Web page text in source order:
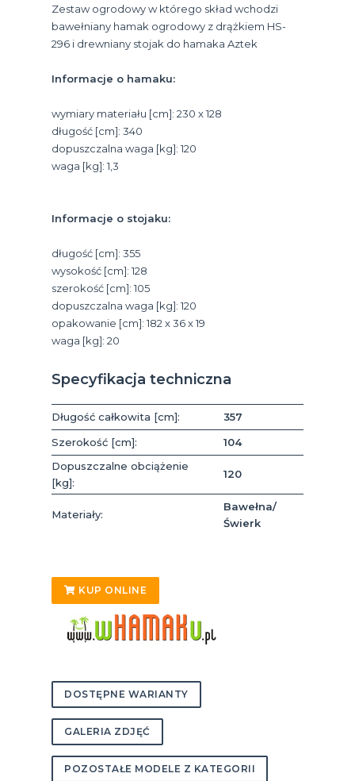
Zestaw ogrodowy w którego skład wchodzi
bawełniany hamak ogrodowy z drążkiem HS-
296 i drewniany stojak do hamaka Aztek
Informacje o hamaku:
wymiary materiału [cm]: 230 x 128
długość [cm]: 340
dopuszczalna waga [kg]: 120
waga [kg]: 1,3
Informacje o stojaku:
długość [cm]: 355
wysokość [cm]: 128
szerokość [cm]: 105
dopuszczalna waga [kg]: 120
opakowanie [cm]: 182 x 36 x 19
waga [kg]: 20
Specyfikacja techniczna
Długość całkowita [cm]:
357
Szerokość [cm]:
104
Dopuszczalne obciążenie
[kg]:
120
Materiały:
Bawełna/
Świerk
KUP ONLINE
DOSTĘPNE WARIANTY
GALERIA ZDJĘĆ
POZOSTAŁE MODELE Z KATEGORII